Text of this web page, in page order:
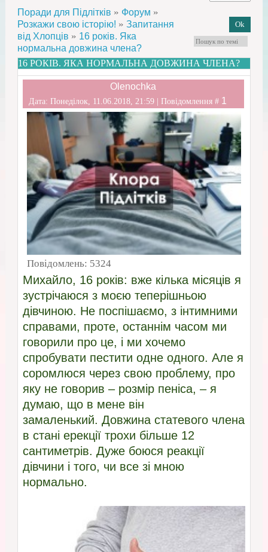
Поради для Підлітків » Форум »
Розкажи свою історію! » Запитання
від Хлопців » 16 років. Яка
нормальна довжина члена?
16 РОКІВ. ЯКА НОРМАЛЬНА ДОВЖИНА ЧЛЕНА?
Olenochka
Дата: Понеділок, 11.06.2018, 21:59 | Повідомлення # 1
Повідомлень: 5324
Михайло, 16 років: вже кілька місяців я
зустрічаюся з моєю теперішньою
дівчиною. Не поспішаємо, з інтимними
справами, проте, останнім часом ми
говорили про це, і ми хочемо
спробувати пестити одне одного. Але я
соромлюся через свою проблему, про
яку не говорив – розмір пеніса, – я
думаю, що в мене він
замаленький. Довжина статевого члена
в стані ерекції трохи більше 12
сантиметрів. Дуже боюся реакції
дівчини і того, чи все зі мною
нормально.